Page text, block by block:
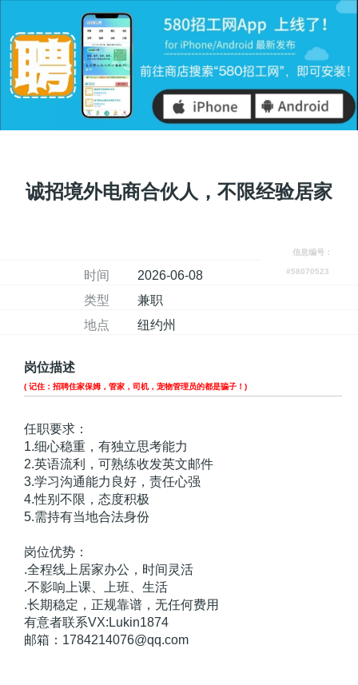
诚招境外电商合伙人，不限经验居家
信息编号：
#58070523
时间
2026-06-08
类型
兼职
地点
纽约州
岗位描述
( 记住：招聘住家保姆，管家，司机，宠物管理员的都是骗子！)
任职要求：
1.细心稳重，有独立思考能力
2.英语流利，可熟练收发英文邮件
3.学习沟通能力良好，责任心强
4.性别不限，态度积极
5.需持有当地合法身份
岗位优势：
.全程线上居家办公，时间灵活
.不影响上课、上班、生活
.长期稳定，正规靠谱，无任何费用
有意者联系VX:Lukin1874
邮箱：1784214076@qq.com